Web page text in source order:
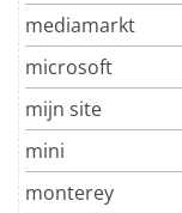
mediamarkt
microsoft
mijn site
mini
monterey